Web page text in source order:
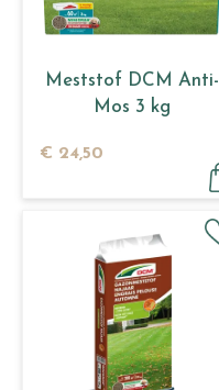
Meststof DCM Anti-
Mos 3 kg
€ 24,50